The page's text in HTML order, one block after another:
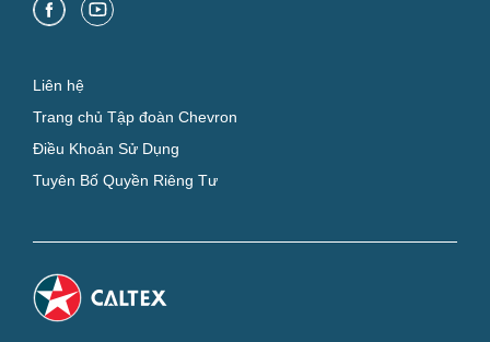
Liên hệ
Trang chủ Tập đoàn Chevron
Điều Khoản Sử Dụng
Tuyên Bố Quyền Riêng Tư